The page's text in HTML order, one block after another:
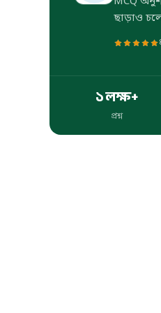
ছাড়াও
১ লক্ষ+
প্রশ্ন